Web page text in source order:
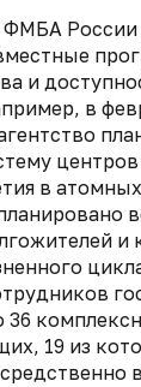
ФМБА
и
в
в
и
36
19 из